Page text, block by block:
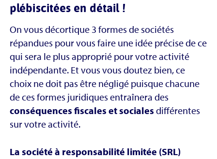
plébiscitées en détail !
On vous décortique 3 formes de sociétés
répandues pour vous faire une idée précise de ce
qui sera le plus approprié pour votre activité
indépendante. Et vous vous doutez bien, ce
choix ne doit pas être négligé puisque chacune
de ces formes juridiques entraînera des
conséquences fiscales et sociales différentes
sur votre activité.
La société à responsabilité limitée (SRL)